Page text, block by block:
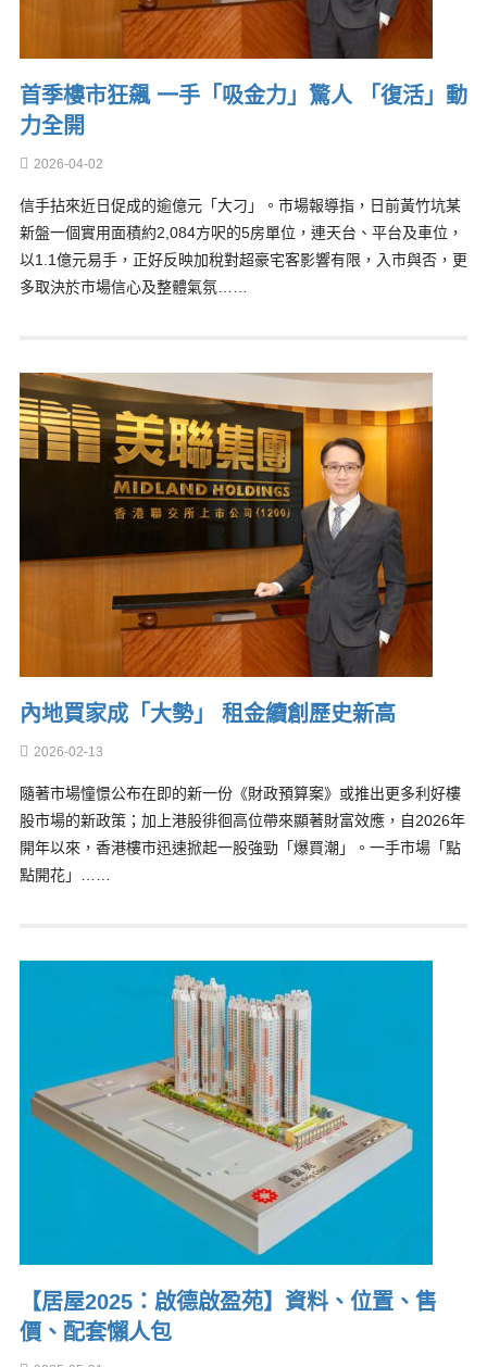
首季樓市狂飆 一手「吸金力」驚人 「復活」動
力全開
2026-04-02
信手拈來近日促成的逾億元「大刁」。市場報導指，日前黃竹坑某
新盤一個實用面積約2,084方呎的5房單位，連天台、平台及車位，
以1.1億元易手，正好反映加稅對超豪宅客影響有限，入市與否，更
多取決於市場信心及整體氣氛……
內地買家成「大勢」 租金續創歷史新高
2026-02-13
隨著市場憧憬公布在即的新一份《財政預算案》或推出更多利好樓
股市場的新政策；加上港股徘徊高位帶來顯著財富效應，自2026年
開年以來，香港樓市迅速掀起一股強勁「爆買潮」。一手市場「點
點開花」……
【居屋2025：啟德啟盈苑】資料、位置、售
價、配套懶人包